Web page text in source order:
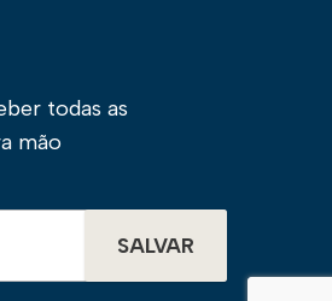
todas as
mão
SALVAR